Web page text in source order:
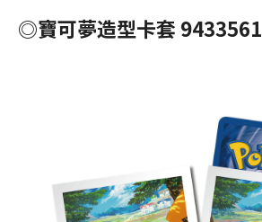
◎寶可夢造型卡套 9433561